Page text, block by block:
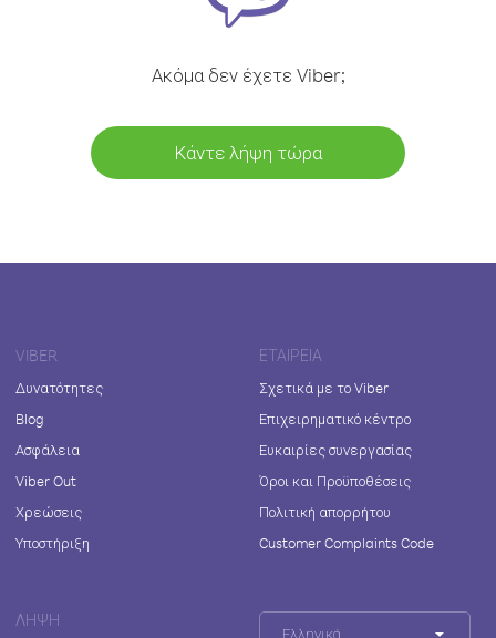
Ακόμα δεν έχετε Viber;
Κάντε λήψη τώρα
VIBER
Δυνατότητες
Blog
Ασφάλεια
Viber Out
Χρεώσεις
Υποστήριξη
ΕΤΑΙΡΕΊΑ
Σχετικά με το Viber
Επιχειρηματικό κέντρο
Ευκαιρίες συνεργασίας
Όροι και Προϋποθέσεις
Πολιτική απορρήτου
Customer Complaints Code
ΛΉΨΗ
Ελληνικά